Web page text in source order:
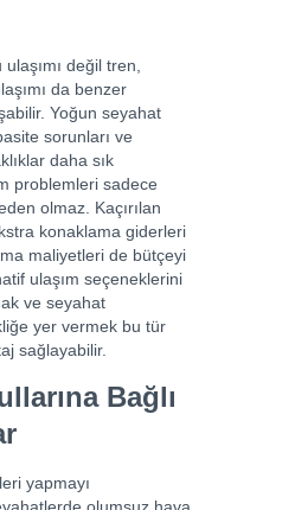
değil tren,
da benzer
Yoğun seyahat
sorunları ve
daha sık
problemleri sadece
olmaz. Kaçırılan
konaklama giderleri
maliyetleri de bütçeyi
ulaşım seçeneklerini
ve seyahat
yer vermek bu tür
sağlayabilir.
Bağlı
yapmayı
olumsuz hava